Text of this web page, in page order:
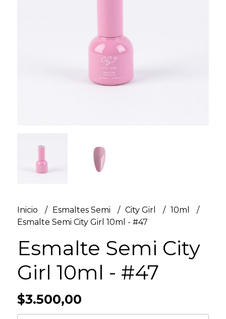
Inicio Esmaltes Semi City Girl
10ml
Esmalte Semi City Girl 10ml - #47
Esmalte Semi City
Girl 10ml - #47
$3.500,00